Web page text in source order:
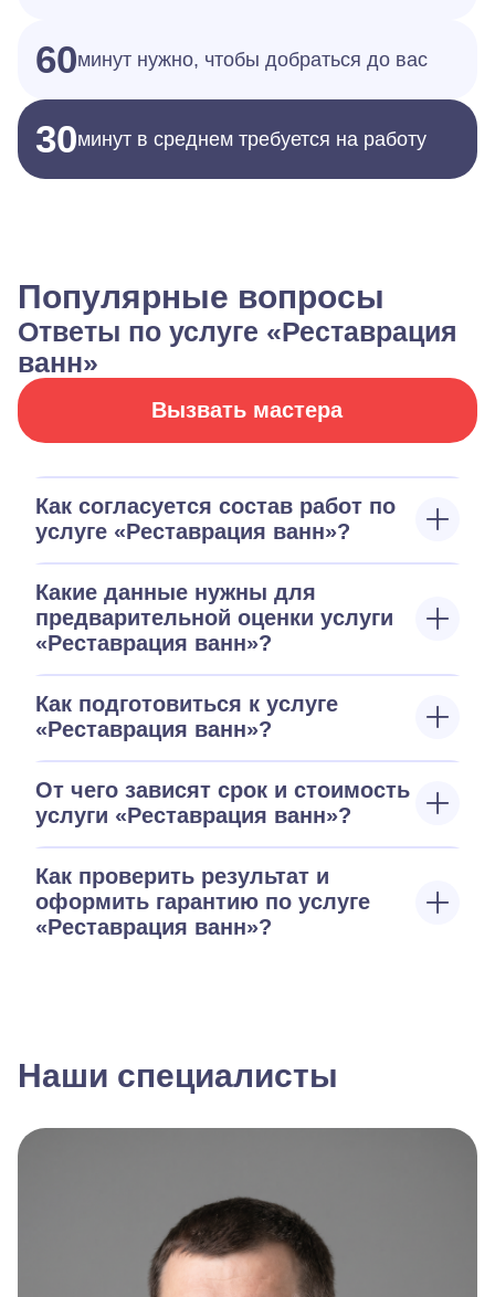
60минут нужно, чтобы добраться до вас
30минут в среднем требуется на работу
Популярные вопросы
Ответы по услуге «Реставрация
ванн»
Вызвать мастера
Как согласуется состав работ по
услуге «Реставрация ванн»?
Какие данные нужны для
предварительной оценки услуги
«Реставрация ванн»?
Как подготовиться к услуге
«Реставрация ванн»?
От чего зависят срок и стоимость
услуги «Реставрация ванн»?
Как проверить результат и
оформить гарантию по услуге
«Реставрация ванн»?
Наши специалисты